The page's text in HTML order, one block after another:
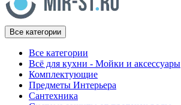
Все категории
Все категории
Всё для кухни - Мойки и аксессуары
Комплектующие
Предметы Интерьера
Сантехника